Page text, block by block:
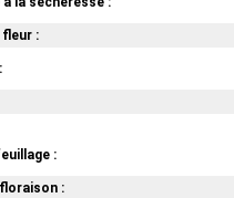
fleur :
:
: